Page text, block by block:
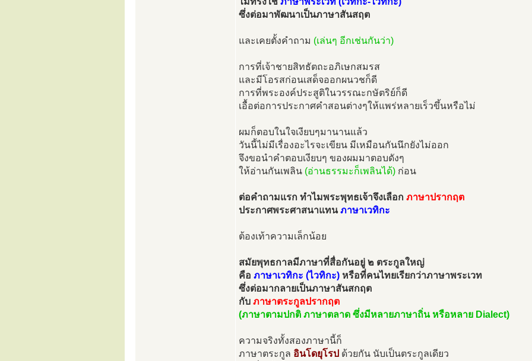
ซึ่งต่อมาพัฒนาเป็นภาษาสันสฤต
และเคยตั้งคำถาม (เล่นๆ อีกเช่นกันว่า)
การที่เจ้าชายสิทธัตถะอภิเษกสมรส
และมีโอรสก่อนเสด็จออกผนวชก็ดี
การที่พระองค์ประสูติในวรรณะกษัตริย์ก็ดี
เอื้อต่อการประกาศคำสอนต่างๆให้แพร่หลายเร็วขึ้นหรือไม่
ผมก็ตอบในใจเงียบๆมานานแล้ว
วันนี้ไม่มีเรื่องอะไรจะเขียน มีเหมือนกันนึกยังไม่ออก
จึงขอนำคำตอบเงียบๆ ของผมมาตอบดังๆ
ให้อ่านกันเพลิน (อ่านธรรมะก็เพลินได้) ก่อน
ต่อคำถามแรก ทำไมพระพุทธเจ้าจึงเลือก ภาษาปรากฤต
ประกาศพระศาสนาแทนภาษาเวทิกะ
ต้องเท้าความเล็กน้อย
สมัยพุทธกาลมีภาษาที่สื่อกันอยู่ ๒ ตระกูลใหญ่
คือ ภาษาเวทิกะ (ไวทิกะ) หรือที่คนไทยเรียกว่าภาษาพระเวท
ซึ่งต่อมากลายเป็นภาษาสันสกฤต
กับ ภาษาตระกูลปรากฤต
(ภาษาตามปกติ ภาษาตลาด ซึ่งมีหลายภาษาถิ่น หรือหลาย Dialect)
ความจริงทั้งสองภาษานี้ก็
ภาษาตระกูล อินโดยุโรป ด้วยกัน นับเป็นตระกูลเดียว